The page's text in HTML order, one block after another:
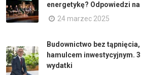
energetykę? Odpowiedzi
24 marzec 2025
Budownictwo bez
hamulcem inwestycyjnym.
wydatki